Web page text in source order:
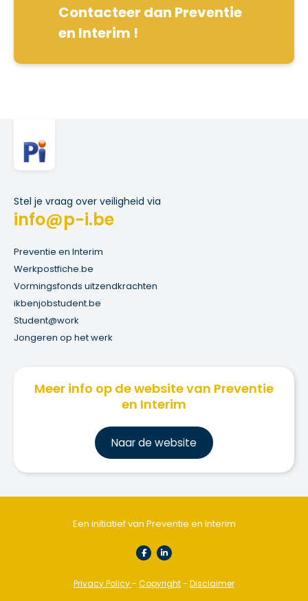
Contacteer dan Preventie
en Interim !
Stel je vraag over veiligheid via
info@p-i.be
Preventie en Interim
Werkpostfiche.be
Vormingsfonds uitzendkrachten
ikbenjobstudent.be
Student@work
Jongeren op het werk
Meer info op de website van Preventie
en Interim
Naar de website
Een initiatief van Preventie en Interim
Privacy Policy- Copyright- Disclaimer